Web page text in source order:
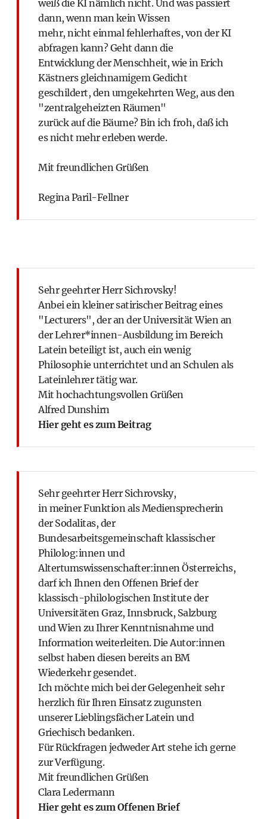
weiß die KI nämlich nicht. Und was passiert
dann, wenn man kein Wissen
mehr, nicht einmal fehlerhaftes, von der KI
abfragen kann? Geht dann die
Entwicklung der Menschheit, wie in Erich
Kästners gleichnamigem Gedicht
geschildert, den umgekehrten Weg, aus den
"zentralgeheizten Räumen"
zurück auf die Bäume? Bin ich froh, daß ich
es nicht mehr erleben werde.
Mit freundlichen Grüßen
Regina Paril-Fellner
Sehr geehrter Herr Sichrovsky!
Anbei ein kleiner satirischer Beitrag eines
"Lecturers", der an der Universität Wien an
der Lehrer*innen-Ausbildung im Bereich
Latein beteiligt ist, auch ein wenig
Philosophie unterrichtet und an Schulen als
Lateinlehrer tätig war.
Mit hochachtungsvollen Grüßen
Alfred Dunshirn
Hier geht es zum Beitrag
Sehr geehrter Herr Sichrovsky,
in meiner Funktion als Mediensprecherin
der Sodalitas, der
Bundesarbeitsgemeinschaft klassischer
Philolog:innen und
Altertumswissenschafter:innen Österreichs,
darf ich Ihnen den Offenen Brief der
klassisch-philologischen Institute der
Universitäten Graz, Innsbruck, Salzburg
und Wien zu Ihrer Kenntnisnahme und
Information weiterleiten. Die Autor:innen
selbst haben diesen bereits an BM
Wiederkehr gesendet.
Ich möchte mich bei der Gelegenheit sehr
herzlich für Ihren Einsatz zugunsten
unserer Lieblingsfächer Latein und
Griechisch bedanken.
Für Rückfragen jedweder Art stehe ich gerne
zur Verfügung.
Mit freundlichen Grüßen
Clara Ledermann
Hier geht es zum Offenen Brief